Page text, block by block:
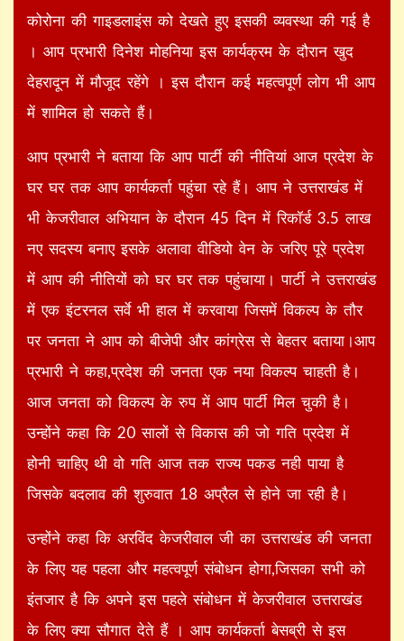
कोरोना की गाइडलाइंस को देखते हुए इसकी व्यवस्था की गई है
। आप प्रभारी दिनेश मोहनिया इस कार्यक्रम के दौरान खुद
देहरादून में मौजूद रहेंगे । इस दौरान कई महत्वपूर्ण लोग भी आप
में शामिल हो सकते हैं।
आप प्रभारी ने बताया कि आप पार्टी की नीतियां आज प्रदेश के
घर घर तक आप कार्यकर्ता पहुंचा रहे हैं। आप ने उत्तराखंड में
भी केजरीवाल अभियान के दौरान 45 दिन में रिकॉर्ड 3.5 लाख
नए सदस्य बनाए इसके अलावा वीडियो वेन के जरिए पूरे प्रदेश
में आप की नीतियों को घर घर तक पहुंचाया। पार्टी ने उत्तराखंड
में एक इंटरनल सर्वे भी हाल में करवाया जिसमें विकल्प के तौर
पर जनता ने आप को बीजेपी और कांग्रेस से बेहतर बताया।आप
प्रभारी ने कहा,प्रदेश की जनता एक नया विकल्प चाहती है।
आज जनता को विकल्प के रुप में आप पार्टी मिल चुकी है।
उन्होंने कहा कि 20 सालों से विकास की जो गति प्रदेश में
होनी चाहिए थी वो गति आज तक राज्य पकड नही पाया है
जिसके बदलाव की शुरुवात 18 अप्रैल से होने जा रही है।
उन्होंने कहा कि अरविंद केजरीवाल जी का उत्तराखंड की जनता
के लिए यह पहला और महत्वपूर्ण संबोधन होगा,जिसका सभी को
इंतजार है कि अपने इस पहले संबोधन में केजरीवाल उत्तराखंड
के लिए क्या सौगात देते हैं । आप कार्यकर्ता बेसब्री से इस